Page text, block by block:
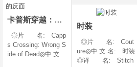
20(中国大陆)◎
言 汉语普通话◎上
映日期 2026-07
卡普斯穿越：死亡的反面
◎片 名: Capp
s Crossing: Wrong S
ide of Dead◎中 文
时装
◎片 名: Cout
ure◎中 文 名: 时装
◎译 名: Stitch